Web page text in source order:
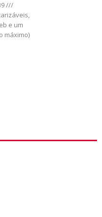
///
e um
máximo)